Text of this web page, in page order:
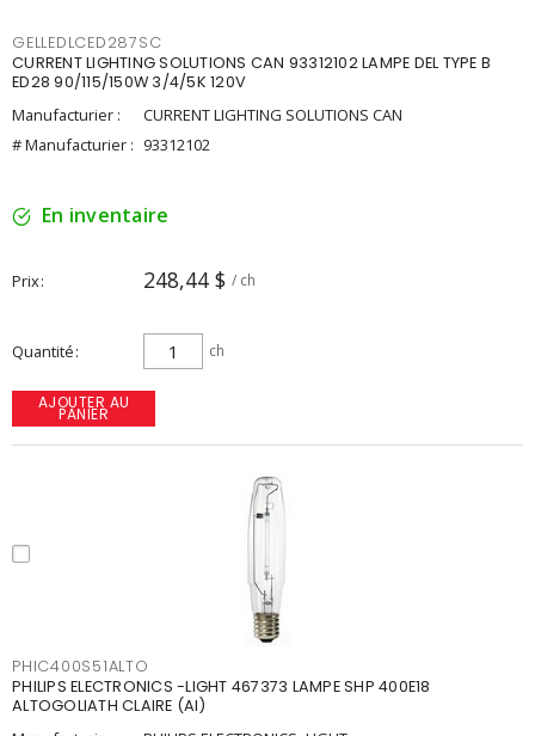
GELLEDLCED287SC
CURRENT LIGHTING SOLUTIONS CAN 93312102 LAMPE DEL TYPE B
ED28 90/115/150W 3/4/5K 120V
Manufacturier :
CURRENT LIGHTING SOLUTIONS CAN
# Manufacturier : 93312102
En inventaire
Prix 248,44 $ / ch
Quantité ch
AJOUTER AU
PANIER
PHIC400S51ALTO
PHILIPS ELECTRONICS -LIGHT 467373 LAMPE SHP 400E18
ALTOGOLIATH CLAIRE (AI)